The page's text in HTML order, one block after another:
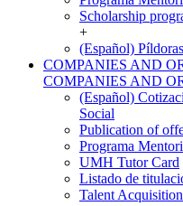
Scholarship
+
(Español)
COMPANIES AND
COMPANIES AND
(Español)
Social
Publication of
Programa
UMH Tutor Card
Listado de
Talent